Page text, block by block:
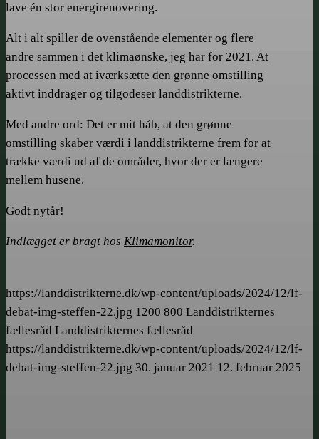
lave én stor energirenovering.
Alt i alt spiller de ovenstående elementer og flere
andre sammen i det klimaønske, jeg har for 2021. At
processen med at iværksætte den grønne omstilling
aktivt inddrager og tilgodeser landdistrikterne.
Med andre ord: Det er mit håb, at den grønne
omstilling skaber værdi i landdistrikterne frem for at
trække værdi ud af de områder, hvor der er længere
mellem husene.
Godt nytår!
Indlægget er bragt hos Klimamonitor.
https://landdistrikterne.dk/wp-content/uploads/2024/12/lf-
debat-img-steffen-22.jpg 1200 800 Landdistrikternes
fællesråd Landdistrikternes fællesråd
https://landdistrikterne.dk/wp-content/uploads/2024/12/lf-
debat-img-steffen-22.jpg 30. januar 2021 12. februar 2025